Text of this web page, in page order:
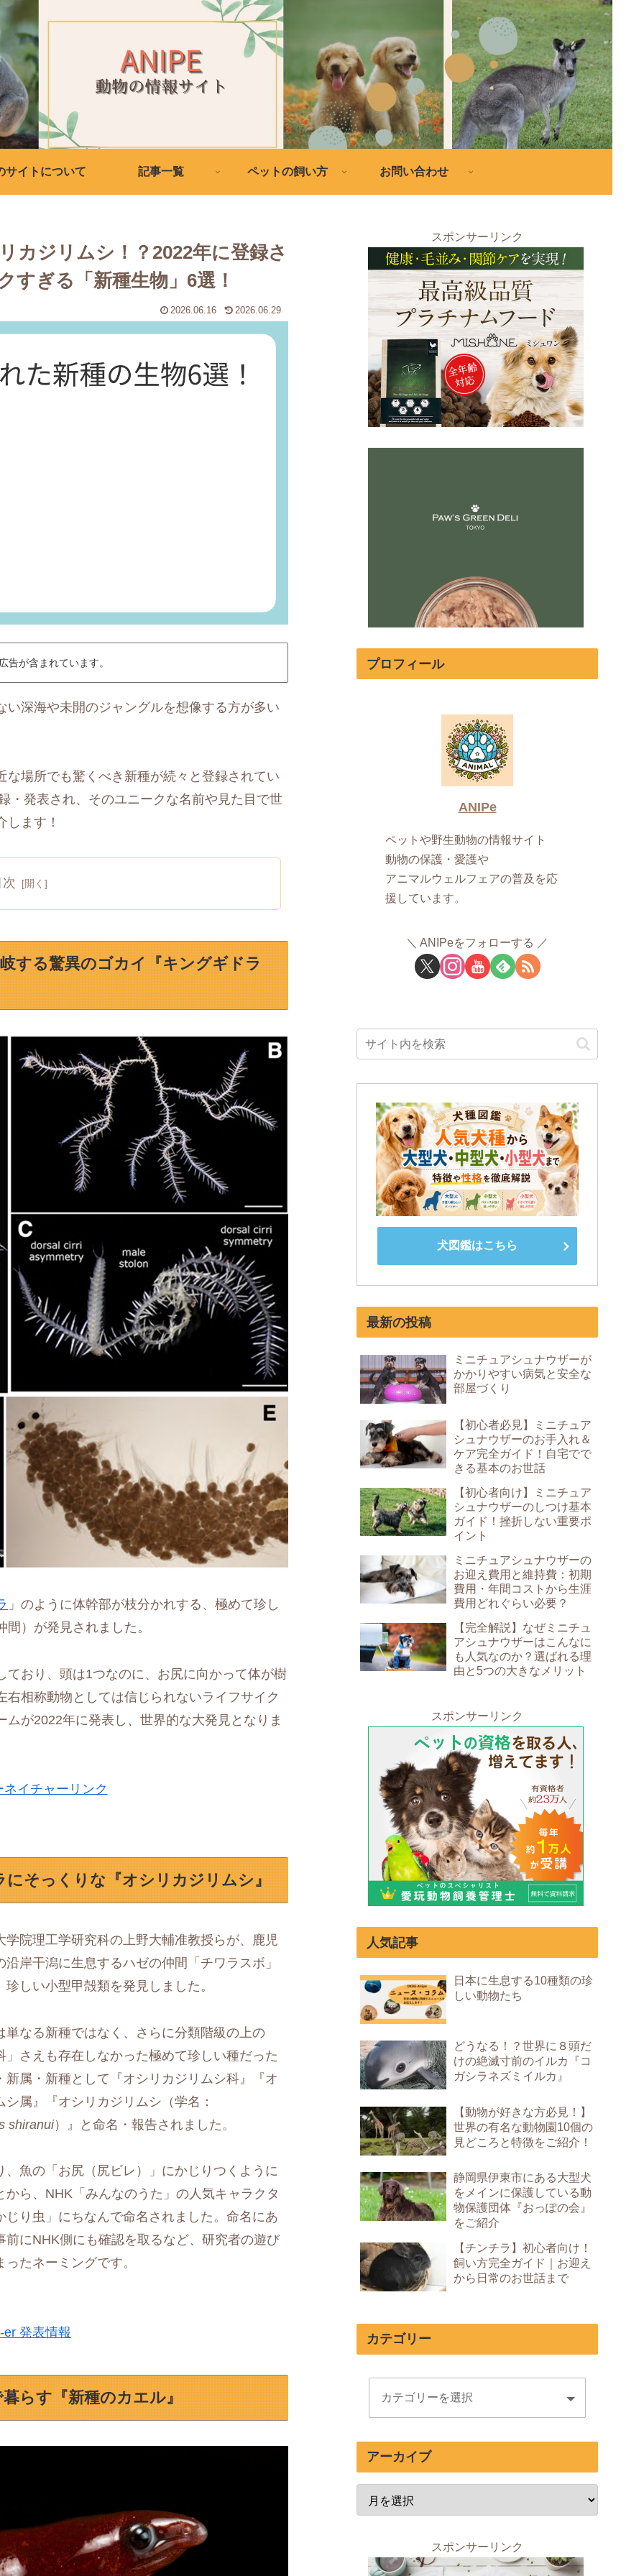
サイトについて 記事一覧 ペットの飼い方 お問い合わせ
カジリムシ！？2022年に登録さ
すぎる「新種生物」6選！
2026.06.16 2026.06.29
告が含まれています。
深海や未開のジャングルを想像する方が多い
場所でも驚くべき新種が続々と登録されてい
・発表され、そのユニークな名前や見た目で世
ます！
する驚異のゴカイ『キングギドラ
」のように体幹部が枝分かれする、極めて珍し
）が発見されました。
おり、頭は1つなのに、お尻に向かって体が樹
相称動物としては信じられないライフサイク
が2022年に発表し、世界的な大発見となりま
イチャーリンク
そっくりな『オシリカジリムシ』
学院理工学研究科の上野大輔准教授らが、鹿児
沿岸干潟に生息するハゼの仲間「チワラスボ」
珍しい小型甲殻類を発見しました。
単なる新種ではなく、さらに分類階級の上の
」さえも存在しなかった極めて珍しい種だった
新属・新種として『オシリカジリムシ科』『オ
シ属』『オシリカジリムシ（学名：
shiranui）』と命名・報告されました。
、魚の「お尻（尻ビレ）」にかじりつくように
から、NHK「みんなのうた」の人気キャラクタ
じり虫」にちなんで命名されました。命名にあ
前にNHK側にも確認を取るなど、研究者の遊び
たネーミングです。
er 発表情報
らす『新種のカエル』
スポンサーリンク
プロフィール
ANIPe
ペットや野生動物の情報サイト
動物の保護・愛護や
アニマルウェルフェアの普及を応
援しています。
ANIPeをフォローする
犬図鑑はこちら
最新の投稿
ミニチュアシュナウザーが
かかりやすい病気と安全な
部屋づくり
【初心者必見】ミニチュア
シュナウザーのお手入れ＆
ケア完全ガイド！自宅でで
きる基本のお世話
【初心者向け】ミニチュア
シュナウザーのしつけ基本
ガイド！挫折しない重要ポ
イント
ミニチュアシュナウザーの
お迎え費用と維持費：初期
費用・年間コストから生涯
費用どれぐらい必要？
【完全解説】なぜミニチュ
アシュナウザーはこんなに
も人気なのか？選ばれる理
由と5つの大きなメリット
スポンサーリンク
人気記事
日本に生息する10種類の珍
しい動物たち
どうなる！？世界に８頭だ
けの絶滅寸前のイルカ『コ
ガシラネズミイルカ』
【動物が好きな方必見！】
世界の有名な動物園10個の
見どころと特徴をご紹介！
静岡県伊東市にある大型犬
をメインに保護している動
物保護団体『おっぽの会』
をご紹介
【チンチラ】初心者向け！
飼い方完全ガイド｜お迎え
から日常のお世話まで
カテゴリー
アーカイブ
スポンサーリンク